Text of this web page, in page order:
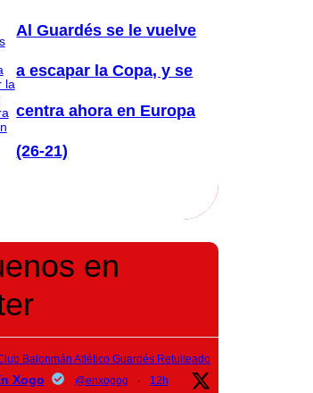
Al Guardés se le vuelve
a escapar la Copa, y se
centra ahora en Europa
(26-21)
en
Balonmán Atlético Guardés Retuiteado
Xogo @enxogog · 12h